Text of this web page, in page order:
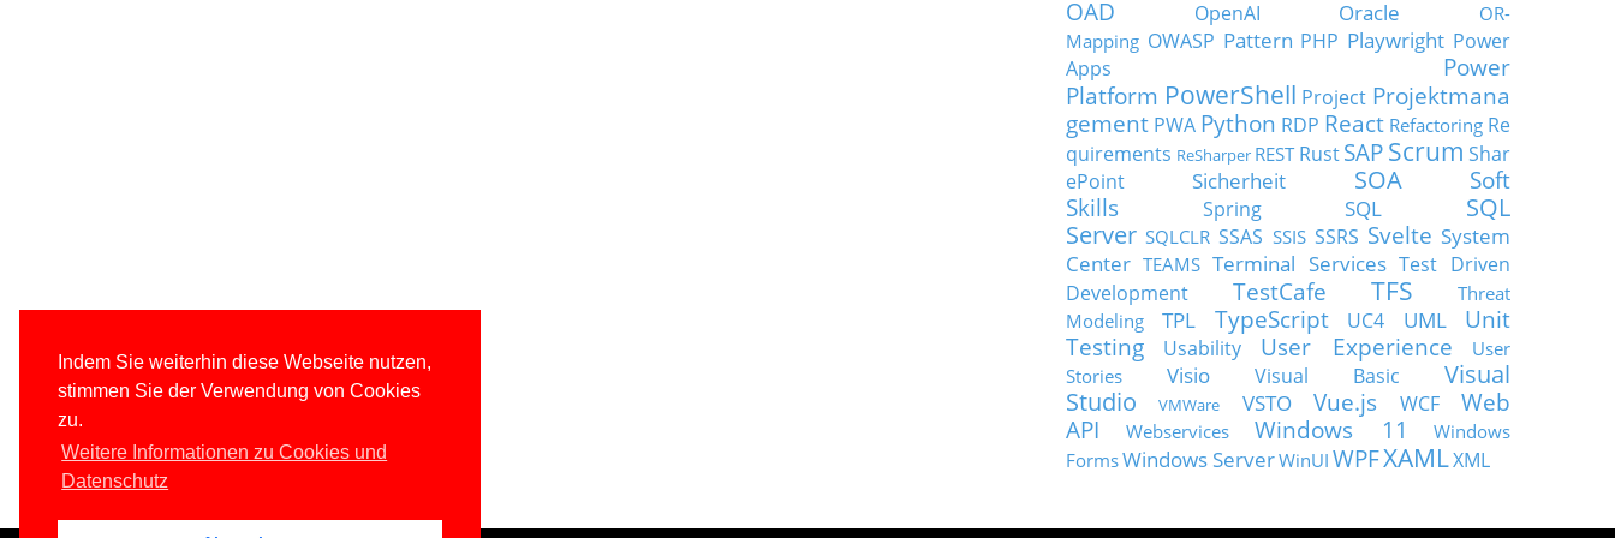
Indem Sie weiterhin diese Webseite nutzen,
stimmen Sie der Verwendung von Cookies
zu.
Weitere Informationen zu Cookies und
Datenschutz
OAD
OpenAI Oracle
OR-
Mapping OWASP Pattern PHP Playwright Power
Apps
Power
Platform PowerShell Project Projektmana
gement PWA Python RDP React Refactoring Re
quirements ReSharper REST Rust SAP Scrum Shar
ePoint
Sicherheit SOA
Soft
Skills
Spring SQL
SQL
Server SQLCLR SSAS SSIS SSRS Svelte System
Center TEAMS Terminal Services Test Driven
Development
TestCafe TFS
Threat
Modeling
TPL TypeScript UC4 UML
Unit
Testing
Usability User Experience
User
Stories
Visio Visual Basic
Visual
Studio
VMWare VSTO Vue.js WCF
Web
API
Webservices Windows 11
Windows
FormsWindows ServerWinUI WPFXAMLXML